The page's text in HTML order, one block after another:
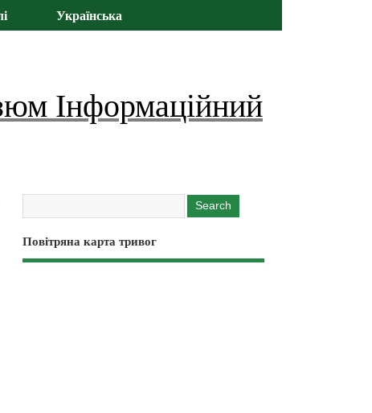
Українська
Інформаційний
Повітряна карта тривог